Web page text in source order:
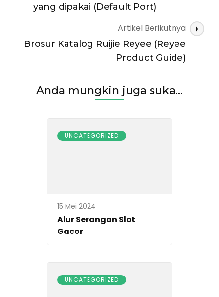
yang dipakai (Default Port)
Artikel Berikutnya
Brosur Katalog Ruijie Reyee (Reyee
Product Guide)
Anda mungkin juga suka...
UNCATEGORIZED
15 Mei 2024
Alur Serangan Slot
Gacor
UNCATEGORIZED